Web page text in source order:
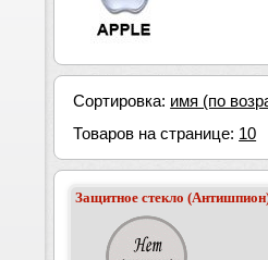
Сортировка: имя (по
Товаров на странице: 10
Защитное стекло